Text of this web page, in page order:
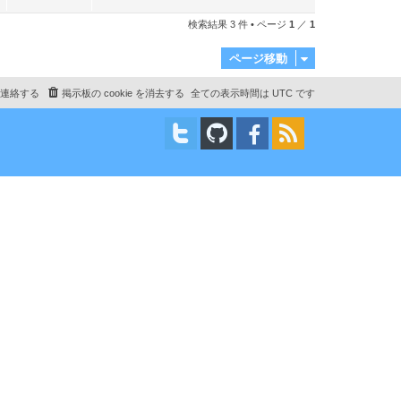
検索結果 3 件 • ページ 1 ／ 1
ページ移動
全ての表示時間は UTC です
掲示板の cookie を消去する
連絡する